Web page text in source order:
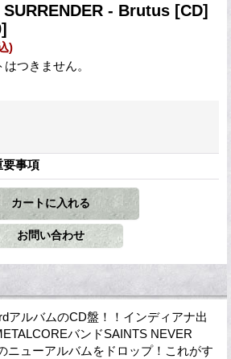
SURRENDER - Brutus [CD]
)
つきません。
要事項
アルバムのCD盤！！インディアナ出
バンドSAINTS NEVER
ニューアルバムをドロップ！これがす